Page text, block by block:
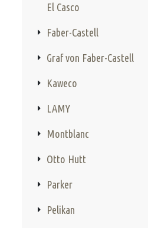
El Casco
Faber-Castell
Graf von Faber-Castell
Kaweco
LAMY
Montblanc
Otto Hutt
Parker
Pelikan